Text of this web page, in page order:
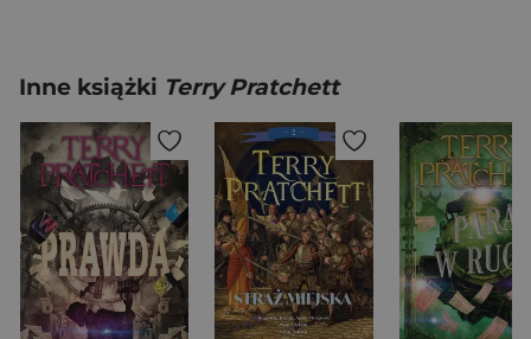
Inne książki Terry Pratchett